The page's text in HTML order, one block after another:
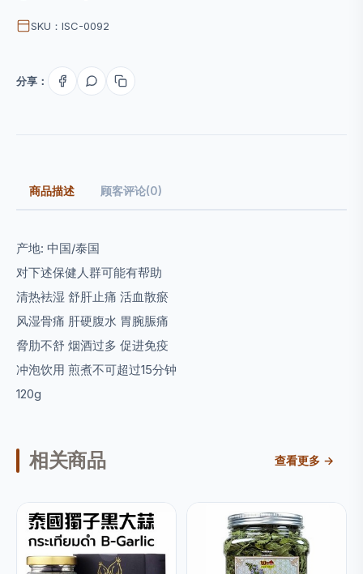
SKU：ISC-0092
分享：
商品描述 顾客评论(0)
产地: 中国/泰国
对下述保健人群可能有帮助
清热袪湿 舒肝止痛 活血散瘀
风湿骨痛 肝硬腹水 胃腕脤痛
脅肋不舒 烟酒过多 促进免疫
冲泡饮用 煎煮不可超过15分钟
120g
相关商品 查看更多 →